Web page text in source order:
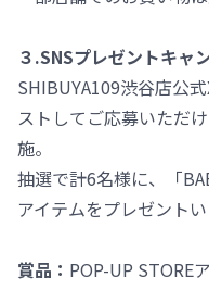
３.SNSプレゼントキャ
SHIBUYA109渋谷店公
ストしてご応募いただ
施。
抽選で計6名様に、「
アイテムをプレゼントい
賞品： POP-UP